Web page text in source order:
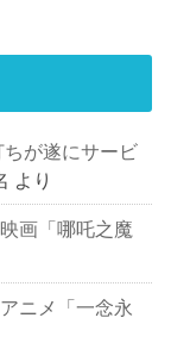
ちが遂にサービ
より
画「哪吒之魔
ニメ「一念永